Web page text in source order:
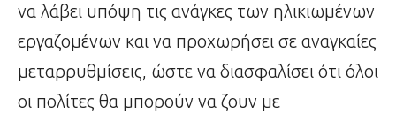
να λάβει υπόψη τις ανάγκες των ηλικιωμένων
εργαζομένων και να προχωρήσει σε αναγκαίες
μεταρρυθμίσεις, ώστε να διασφαλίσει ότι όλοι
οι πολίτες θα μπορούν να ζουν με